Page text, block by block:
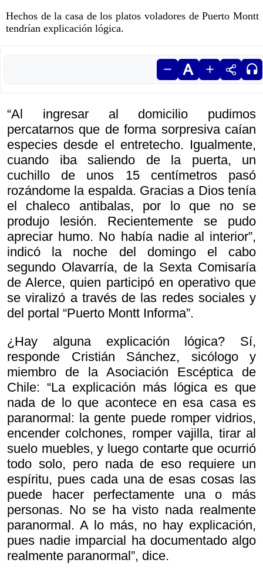
Hechos de la casa de los platos voladores de Puerto Montt
tendrían explicación lógica.
“Al ingresar al domicilio pudimos
percatarnos que de forma sorpresiva caían
especies desde el entretecho. Igualmente,
cuando iba saliendo de la puerta, un
cuchillo de unos 15 centímetros pasó
rozándome la espalda. Gracias a Dios tenía
el chaleco antibalas, por lo que no se
produjo lesión. Recientemente se pudo
apreciar humo. No había nadie al interior”,
indicó la noche del domingo el cabo
segundo Olavarría, de la Sexta Comisaría
de Alerce, quien participó en operativo que
se viralizó a través de las redes sociales y
del portal “Puerto Montt Informa”.
¿Hay alguna explicación lógica? Sí,
responde Cristián Sánchez, sicólogo y
miembro de la Asociación Escéptica de
Chile: “La explicación más lógica es que
nada de lo que acontece en esa casa es
paranormal: la gente puede romper vidrios,
encender colchones, romper vajilla, tirar al
suelo muebles, y luego contarte que ocurrió
todo solo, pero nada de eso requiere un
espíritu, pues cada una de esas cosas las
puede hacer perfectamente una o más
personas. No se ha visto nada realmente
paranormal. A lo más, no hay explicación,
pues nadie imparcial ha documentado algo
realmente paranormal”, dice.